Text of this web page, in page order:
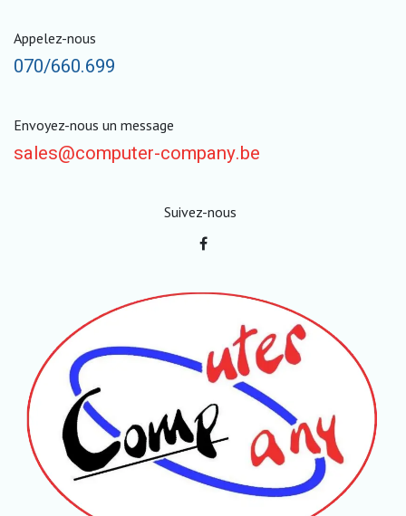
Appelez-nous
070/660.699
Envoyez-nous un message
sales@computer-company.be
Suivez-nous